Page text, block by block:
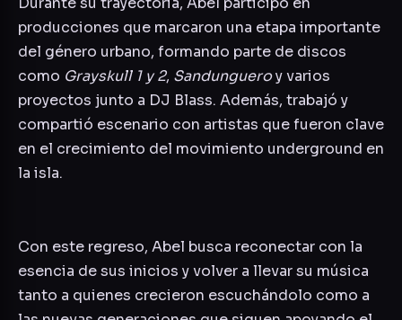
producciones que marcaron una etapa importante
del género urbano, formando parte de discos
como Grayskull 1 y 2, Sandungueroy varios
proyectos junto a DJ Blass. Además, trabajó y
compartió escenario con artistas que fueron clave
en el crecimiento del movimiento underground en
la isla.
Con este regreso, Abel busca reconectar con la
esencia de sus inicios y volver a llevar su música
tanto a quienes crecieron escuchándolo como a